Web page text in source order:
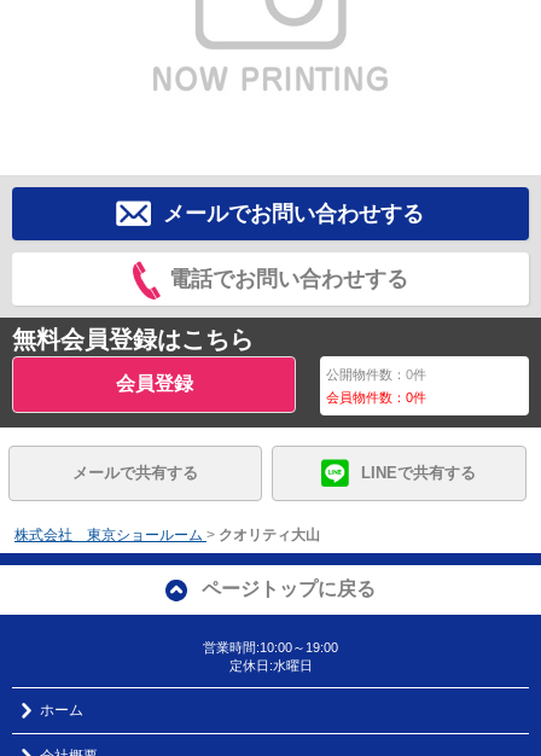
メールでお問い合わせする
電話でお問い合わせする
無料会員登録はこちら
会員登録 公開物件数：0件
会員物件数：0件
メールで共有する LINEで共有する
株式会社 東京ショールーム > クオリティ大山
ページトップに戻る
営業時間:10:00～19:00
定休日:水曜日
ホーム